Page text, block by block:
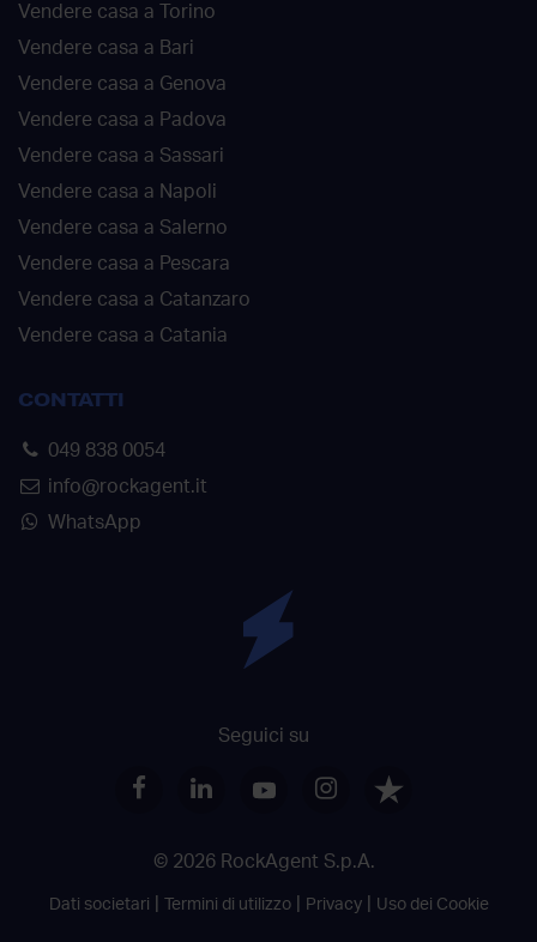
Vendere casa a Torino
Vendere casa a Bari
Vendere casa a Genova
Vendere casa a Padova
Vendere casa a Sassari
Vendere casa a Napoli
Vendere casa a Salerno
Vendere casa a Pescara
Vendere casa a Catanzaro
Vendere casa a Catania
CONTATTI
049 838 0054
info@rockagent.it
WhatsApp
Seguici su
© 2026 RockAgent S.p.A.
Dati societari Termini di utilizzo Privacy Uso dei Cookie